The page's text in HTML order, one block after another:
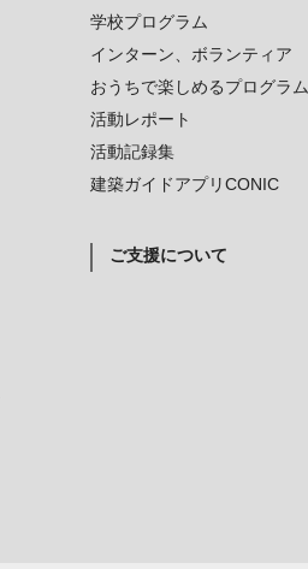
学校プログラム
インターン、ボランティア
おうちで楽しめるプログラム
活動レポート
活動記録集
建築ガイドアプリCONIC
ご支援について